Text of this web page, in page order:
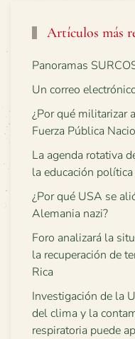
Artículos más
Panoramas
Un correo
¿Por qué militarizar
Fuerza Pública
La agenda rotativa
la educación
¿Por qué USA se
Alemania nazi?
Foro analizará la
la recuperación de
Rica
Investigación de la
del clima y la
respiratoria puede